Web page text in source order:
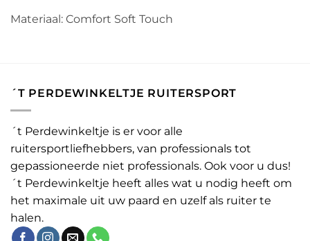
Materiaal: Comfort Soft Touch
´T PERDEWINKELTJE RUITERSPORT
´t Perdewinkeltje is er voor alle
ruitersportliefhebbers, van professionals tot
gepassioneerde niet professionals. Ook voor u dus!
´t Perdewinkeltje heeft alles wat u nodig heeft om
het maximale uit uw paard en uzelf als ruiter te
halen.